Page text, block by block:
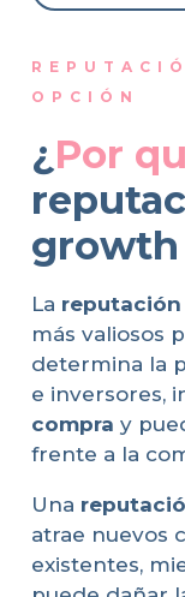
OPCIÓN
¿Por
La
más valiosos
determina la
e inversores,
compra y
frente a la
Una
atrae nuevos
existentes,